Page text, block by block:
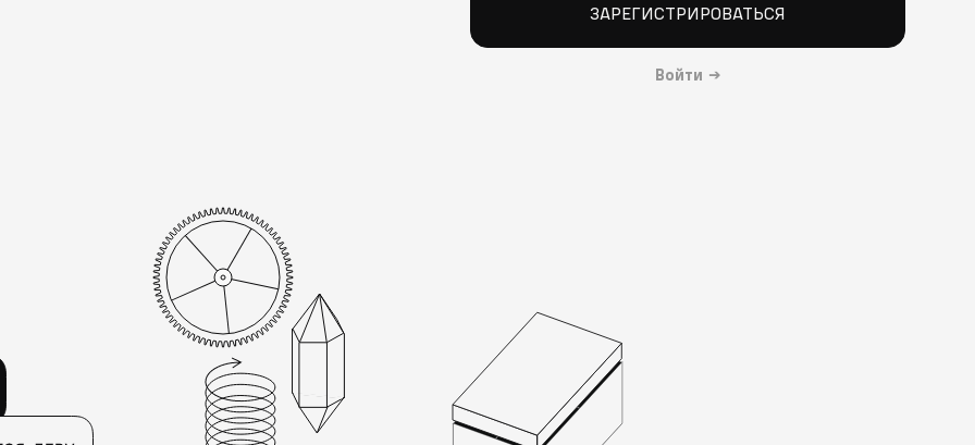
ЗАРЕГИСТРИРОВАТЬСЯ
Войти →